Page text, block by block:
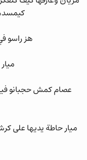
هز راسو
عصام كمش حجبانو
ميار حاطة يديها على